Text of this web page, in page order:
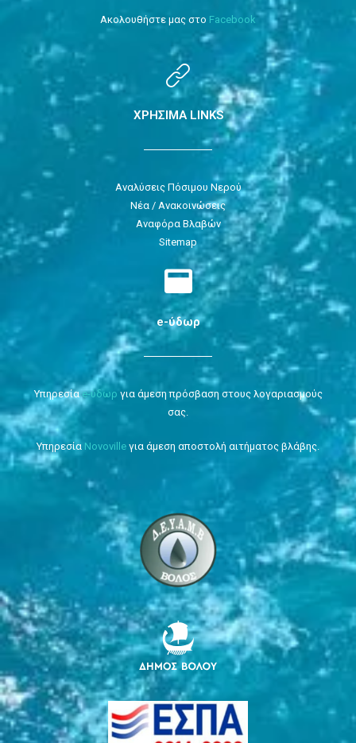
Ακολουθήστε μας στο Facebook
ΧΡΗΣΙΜΑ LINKS
Αναλύσεις Πόσιμου Νερού
Νέα / Ανακοινώσεις
Αναφόρα Βλαβών
Sitemap
e-ύδωρ
Υπηρεσίαe-ύδωρ για άμεση πρόσβαση στους λογαριασμούς
σας.
Υπηρεσία Novoville για άμεση αποστολή αιτήματος βλάβης.